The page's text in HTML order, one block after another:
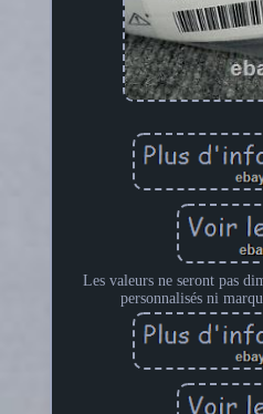
Les valeurs ne seront pas
personnalisés ni